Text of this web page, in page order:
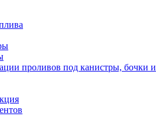
проливов под канистры, бочки и